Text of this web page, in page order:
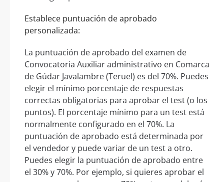
Establece puntuación de aprobado
personalizada:
La puntuación de aprobado del examen de
Convocatoria Auxiliar administrativo en Comarca
de Gúdar Javalambre (Teruel) es del 70%. Puedes
elegir el mínimo porcentaje de respuestas
correctas obligatorias para aprobar el test (o los
puntos). El porcentaje mínimo para un test está
normalmente configurado en el 70%. La
puntuación de aprobado está determinada por
el vendedor y puede variar de un test a otro.
Puedes elegir la puntuación de aprobado entre
el 30% y 70%. Por ejemplo, si quieres aprobar el